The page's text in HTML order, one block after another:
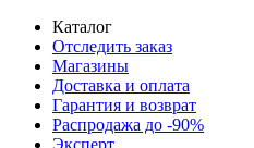
Каталог
Отследить заказ
Магазины
Доставка и оплата
Гарантия и возврат
Распродажа до -90%
Эксперт